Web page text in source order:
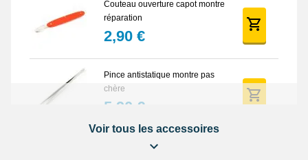
Couteau ouverture capot montre
réparation
2,90 €
Pince antistatique montre pas
chère
5,90 €
Balle synthétique pas chère
Voir tous les accessoires